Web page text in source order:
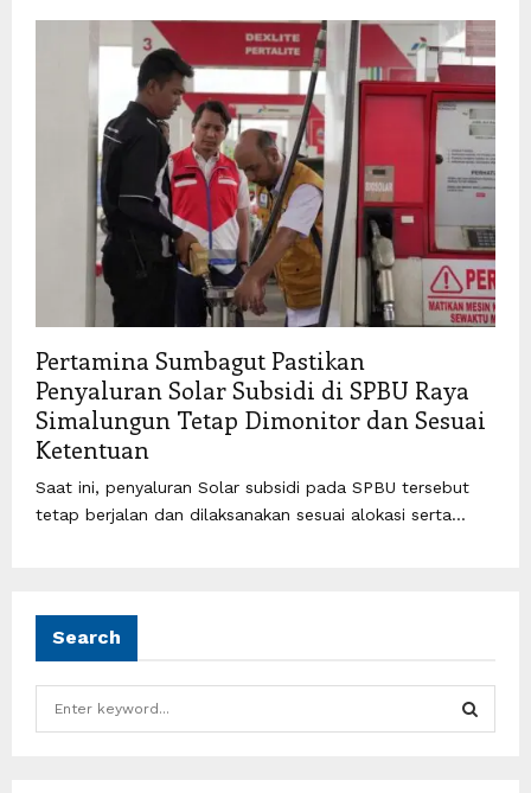
Pertamina Sumbagut Pastikan
Penyaluran Solar Subsidi di SPBU Raya
Simalungun Tetap Dimonitor dan Sesuai
Ketentuan
Saat ini, penyaluran Solar subsidi pada SPBU tersebut
tetap berjalan dan dilaksanakan sesuai alokasi serta...
Search